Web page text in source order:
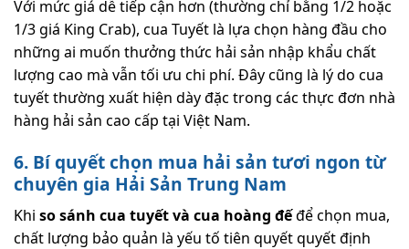
Với mức giá dễ tiếp cận hơn (thường chỉ bằng 1/2 hoặc
1/3 giá King Crab), cua Tuyết là lựa chọn hàng đầu cho
những ai muốn thưởng thức hải sản nhập khẩu chất
lượng cao mà vẫn tối ưu chi phí. Đây cũng là lý do cua
tuyết thường xuất hiện dày đặc trong các thực đơn nhà
hàng hải sản cao cấp tại Việt Nam.
6. Bí quyết chọn mua hải sản tươi ngon từ
chuyên gia Hải Sản Trung Nam
Khi so sánh cua tuyết và cua hoàng đếđể chọn mua,
chất lượng bảo quản là yếu tố tiên quyết quyết định